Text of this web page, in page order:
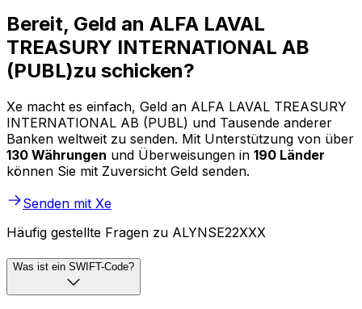
Bereit, Geld an ALFA LAVAL
TREASURY INTERNATIONAL AB
(PUBL)zu schicken?
Xe macht es einfach, Geld an ALFA LAVAL TREASURY
INTERNATIONAL AB (PUBL) und Tausende anderer
Banken weltweit zu senden. Mit Unterstützung von über
130 Währungen und Überweisungen in 190 Länder
können Sie mit Zuversicht Geld senden.
Senden mit Xe
Häufig gestellte Fragen zu ALYNSE22XXX
Was ist ein SWIFT-Code?